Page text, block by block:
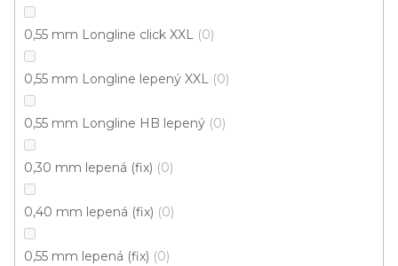
0,55 mm Longline click XXL 0
0,55 mm Longline lepený XXL 0
0,55 mm Longline HB lepený 0
0,30 mm lepená (fix) 0
0,40 mm lepená (fix) 0
0,55 mm lepená (fix) 0
U vás za 3-4 týdny
674 Kč